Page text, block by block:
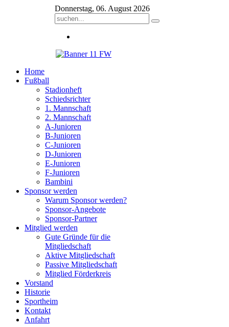
Donnerstag, 06. August 2026
Home
Fußball
Stadionheft
Schiedsrichter
1. Mannschaft
2. Mannschaft
A-Junioren
B-Junioren
C-Junioren
D-Junioren
E-Junioren
F-Junioren
Bambini
Sponsor werden
Warum Sponsor werden?
Sponsor-Angebote
Sponsor-Partner
Mitglied werden
Gute Gründe für die
Mitgliedschaft
Aktive Mitgliedschaft
Passive Mitgliedschaft
Mitglied Förderkreis
Vorstand
Historie
Sportheim
Kontakt
Anfahrt